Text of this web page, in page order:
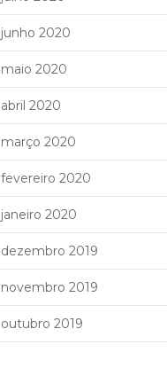
junho 2020
maio 2020
abril 2020
março 2020
fevereiro 2020
janeiro 2020
dezembro 2019
novembro 2019
outubro 2019